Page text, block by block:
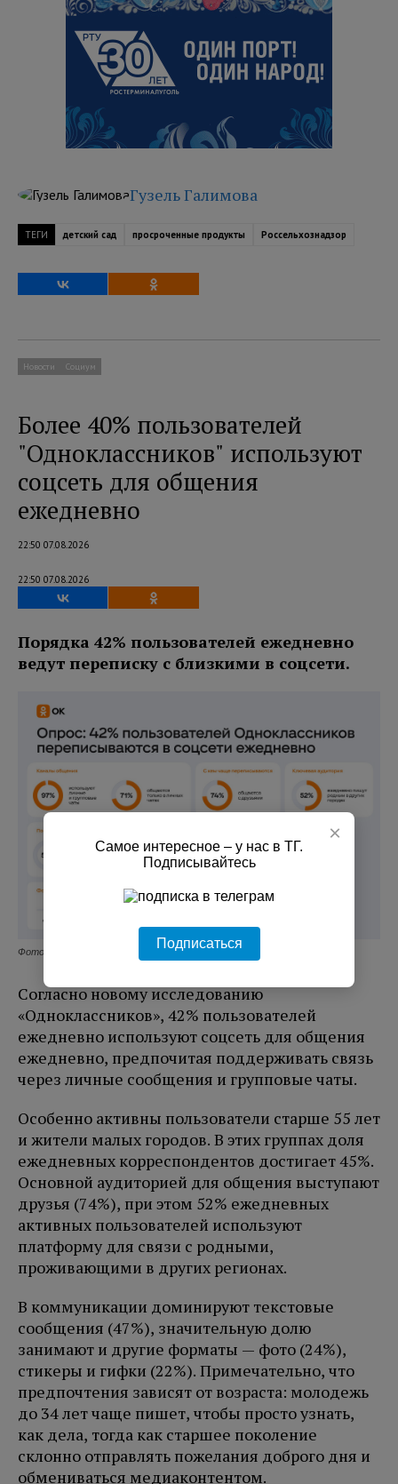
Гузель Галимова
ТЕГИ детский сад просроченные продукты Россельхознадзор
Новости Социум
Более 40% пользователей
"Одноклассников" используют
соцсеть для общения
ежедневно
22:50 07.08.2026
22:50 07.08.2026
Порядка 42% пользователей ежедневно
ведут переписку с близкими в соцсети.
Фото: соцсеть Одноклассники
Согласно новому исследованию
«Одноклассников», 42% пользователей
ежедневно используют соцсеть для общения
ежедневно, предпочитая поддерживать связь
через личные сообщения и групповые чаты.
Особенно активны пользователи старше 55 лет
и жители малых городов. В этих группах доля
ежедневных корреспондентов достигает 45%.
Основной аудиторией для общения выступают
друзья (74%), при этом 52% ежедневных
активных пользователей используют
платформу для связи с родными,
проживающими в других регионах.
В коммуникации доминируют текстовые
сообщения (47%), значительную долю
занимают и другие форматы — фото (24%),
стикеры и гифки (22%). Примечательно, что
предпочтения зависят от возраста: молодежь
до 34 лет чаще пишет, чтобы просто узнать,
как дела, тогда как старшее поколение
склонно отправлять пожелания доброго дня и
обмениваться медиаконтентом.
×
Самое интересное – у нас в ТГ.
Подписывайтесь
Подписаться